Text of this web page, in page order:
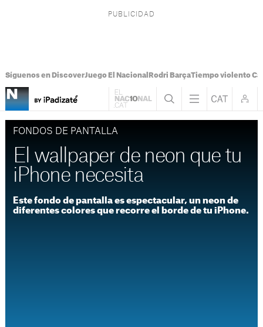
Síguenos en DiscoverJuego El Nacional Rodri BarçaTiempo violento
FONDOS DE PANTALLA
El wallpaper de neon que tu
iPhone necesita
Este fondo de pantalla es espectacular, un neon de
diferentes colores que recorre el borde de tu iPhone.